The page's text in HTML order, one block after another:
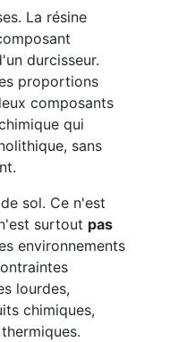
La résine
durcisseur.
proportions
composants
qui
sans
sol. Ce n'est
surtout pas
environnements
lourdes,
chimiques,